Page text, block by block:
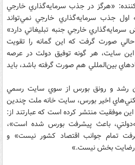
«هرگز در جذب سرمايه‌گذاري خارجي
اول جذب سرمايه‌گذاري خارجي نمي‌تواند
سرمايه‌گذاري خارجي جنبه تبليغاتي دارد»
صورت گرفت که اين گمانه را تقويت
اين سايت، هر گونه توفيق دولت در عرصه
بين‌المللي هم صورت گرفته باشد، بايد
رشد و رونق بورس از سوي سايت رسمي
اخير بورس، سايت خانه ملت چندين
موفقيت منتشر کرده است که عبارتند از:
باعث پيشرفت بورس شده است»،
تمام جوانب اقتصاد کشور نيست» و
رضايت بخش نيست.»